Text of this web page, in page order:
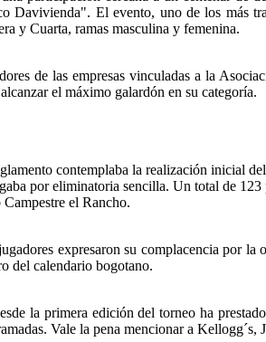
Davivienda". El evento, uno de los más
y Cuarta, ramas masculina y femenina.
de las empresas vinculadas a la
el máximo galardón en su categoría.
contemplaba la realización inicial
por eliminatoria sencilla. Un total de
el Rancho.
expresaron su complacencia por
del calendario bogotano.
la primera edición del torneo ha
Vale la pena mencionar a